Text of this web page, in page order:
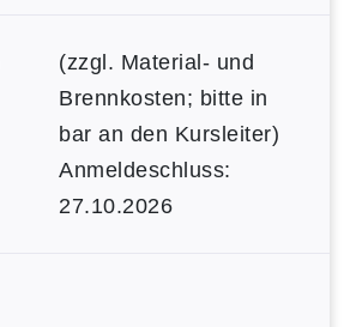
(zzgl. Material- und
Brennkosten; bitte in
bar an den Kursleiter)
Anmeldeschluss:
27.10.2026